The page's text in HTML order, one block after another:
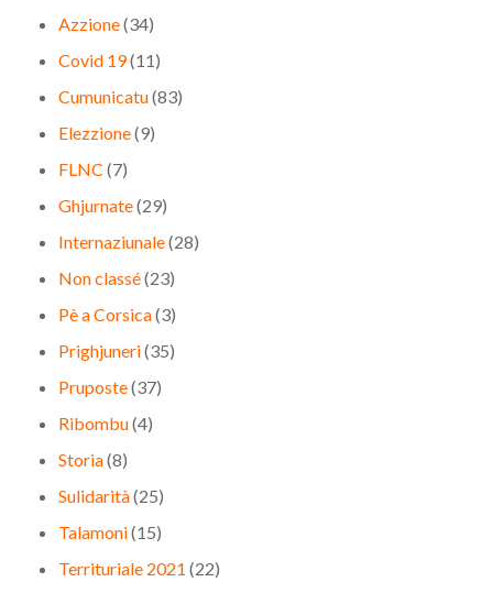
Azzione(34)
Covid 19(11)
Cumunicatu(83)
Elezzione(9)
FLNC (7)
Ghjurnate(29)
Internaziunale(28)
Non classé(23)
Pè a Corsica(3)
Prighjuneri(35)
Pruposte(37)
Ribombu(4)
Storia(8)
Sulidarità(25)
Talamoni(15)
Territuriale 2021 (22)